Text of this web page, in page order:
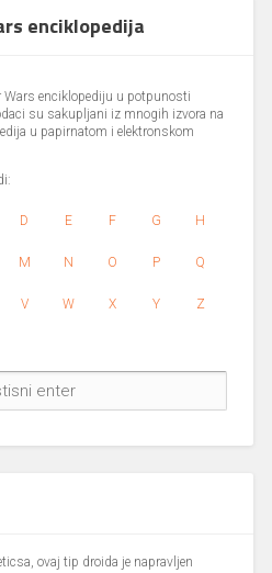
enciklopedija
Wars enciklopediju u potpunosti
su sakupljani iz mnogih izvora na
u papirnatom i elektronskom
D E F G H
M N O P Q
V W X Y Z
ovaj tip droida je napravljen